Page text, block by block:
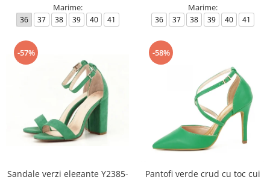
Marime:
36 37 38 39 40 41
Marime:
36 37 38 39 40 41
-57%
Sandale verzi elegante Y2385-
-58%
Pantofi verde crud cu toc cui